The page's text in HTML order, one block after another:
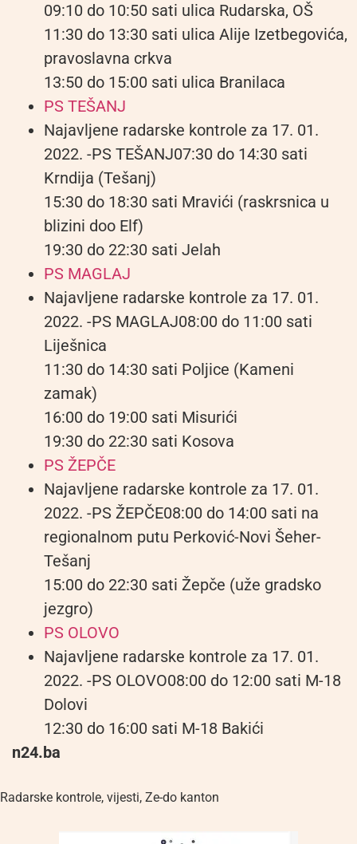
09:10 do 10:50 sati ulica Rudarska, OŠ
11:30 do 13:30 sati ulica Alije Izetbegovića,
pravoslavna crkva
13:50 do 15:00 sati ulica Branilaca
PS TEŠANJ
Najavljene radarske kontrole za 17. 01.
2022. -PS TEŠANJ07:30 do 14:30 sati
Krndija (Tešanj)
15:30 do 18:30 sati Mravići (raskrsnica u
blizini doo Elf)
19:30 do 22:30 sati Jelah
PS MAGLAJ
Najavljene radarske kontrole za 17. 01.
2022. -PS MAGLAJ08:00 do 11:00 sati
Liješnica
11:30 do 14:30 sati Poljice (Kameni
zamak)
16:00 do 19:00 sati Misurići
19:30 do 22:30 sati Kosova
PS ŽEPČE
Najavljene radarske kontrole za 17. 01.
2022. -PS ŽEPČE08:00 do 14:00 sati na
regionalnom putu Perković-Novi Šeher-
Tešanj
15:00 do 22:30 sati Žepče (uže gradsko
jezgro)
PS OLOVO
Najavljene radarske kontrole za 17. 01.
2022. -PS OLOVO08:00 do 12:00 sati M-18
Dolovi
12:30 do 16:00 sati M-18 Bakići
n24.ba
Radarske kontrole, vijesti, Ze-do kanton